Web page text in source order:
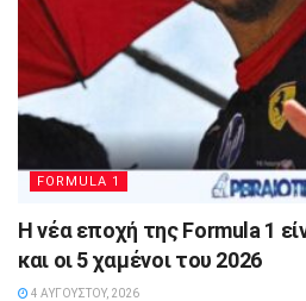
FORMULA 1
Η νέα εποχή της Formula 1
και οι 5 χαμένοι του 2026
4 ΑΥΓΟΎΣΤΟΥ, 2026